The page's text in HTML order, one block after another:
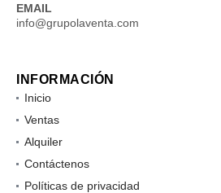
EMAIL
info@grupolaventa.com
INFORMACIÓN
Inicio
Ventas
Alquiler
Contáctenos
Políticas de privacidad